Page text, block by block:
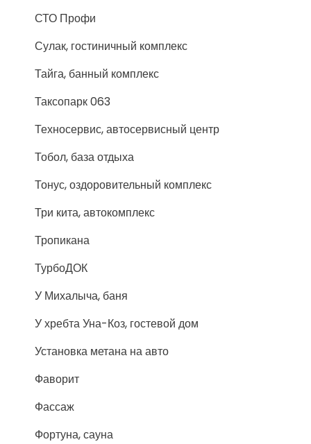
СТО Профи
Сулак, гостиничный комплекс
Тайга, банный комплекс
Таксопарк 063
Техносервис, автосервисный центр
Тобол, база отдыха
Тонус, оздоровительный комплекс
Три кита, автокомплекс
Тропикана
ТурбоДОК
У Михалыча, баня
У хребта Уна-Коз, гостевой дом
Установка метана на авто
Фаворит
Фассаж
Фортуна, сауна